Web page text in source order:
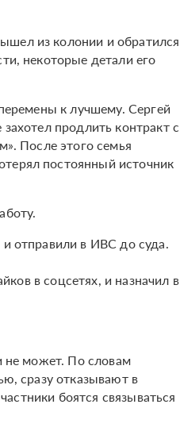
из колонии и обратился
некоторые детали его
к лучшему. Сергей
продлить контракт с
После этого семья
постоянный источник
отправили в ИВС до суда.
в соцсетях, и назначил в
не может. По словам
сразу отказывают в
боятся связываться